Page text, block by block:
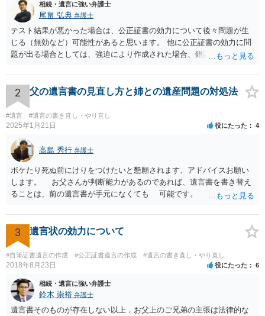
相続・遺言に強い弁護士
尾畠 弘典 弁護士
テスト結果が悪かった場合は、公正証書の効力について後々問題が生
じる（無効など）可能性があると思います。 他に公正証書の効力に問
題が出る場合としては、強迫により作成された場合、錯誤（勘違い）
すが、弁護士に作成を依頼する場合は、１０～数十万円程度になるケ
ースが多いと思います。 報酬体系は、弁護士ごとに異なりますので一
律の基準はありません。
2 父の遺言書の見直し方と姉との遺産問題の対処法
#遺言 #遺言の書き直し・やり直し
2025年1月21日 役にたった 4
高島 秀行 弁護士
ボケたり死ぬ前にけりをつけたいと懇願されます、アドバイスお願い
します。 お父さんが判断能力があるのであれば、遺言書を書き替え
ることは、前の遺言書が手元になくても 可能です。 将来遺言の効
してもらって 診断書を取得して、公証役場へ行って公正証書遺言を
作成するのがよいと思います。 将来争われることが見込まれること
から、弁護士に依頼して手続きを進めた方がよいと思います。
3 遺言状の効力について
#自筆証書遺言の作成 #公正証書遺言の作成 #遺言の書き直し・やり直し
2018年8月23日 役にたった 6
相続・遺言に強い弁護士
鈴木 崇裕 弁護士
遺言書そのものが存在しない以上，お父上のご兄弟の主張は法律的な